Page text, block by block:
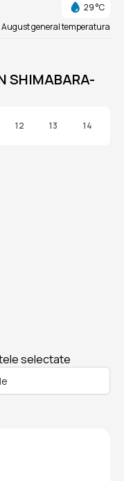
29 °C
August general temperatura
SHIMABARA-
12 13 14
selectate